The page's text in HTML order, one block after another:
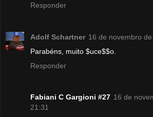
Responder
Adolf Schartner 16 de novembro
Parabéns, muito $uce$$o.
Responder
Fabiani C Gargioni #27 16 de
21:31